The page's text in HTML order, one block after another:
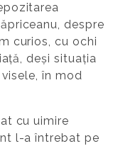
despre
curios, cu ochi
deși situația
în mod
cu uimire
l-a întrebat pe